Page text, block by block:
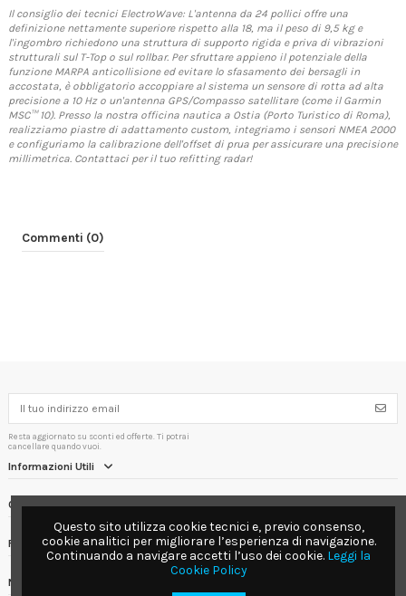
Il consiglio dei tecnici ElectroWave: L'antenna da 24 pollici offre una
definizione nettamente superiore rispetto alla 18, ma il peso di 9,5 kg e
l'ingombro richiedono una struttura di supporto rigida e priva di vibrazioni
strutturali sul T-Top o sul rollbar. Per sfruttare appieno il potenziale della
funzione MARPA anticollisione ed evitare lo sfasamento dei bersagli in
accostata, è obbligatorio accoppiare al sistema un sensore di rotta ad alta
precisione a 10 Hz o un'antenna GPS/Compasso satellitare (come il Garmin
MSC™ 10). Presso la nostra officina nautica a Ostia (Porto Turistico di Roma),
realizziamo piastre di adattamento custom, integriamo i sensori NMEA 2000
e configuriamo la calibrazione dell'offset di prua per assicurare una precisione
millimetrica. Contattaci per il tuo refitting radar!
Commenti (0)
Resta aggiornato su sconti ed offerte. Ti potrai
cancellare quando vuoi.
Informazioni Utili
Contact us
Follow us
Newsletter
Questo sito utilizza cookie tecnici e, previo consenso,
cookie analitici per migliorare l’esperienza di navigazione.
Continuando a navigare accetti l’uso dei cookie. Leggi la
Cookie Policy